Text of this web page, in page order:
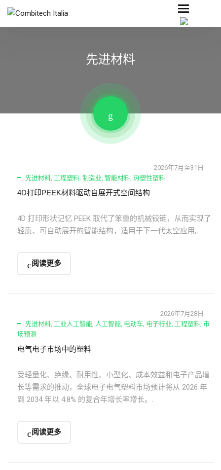
先进材料
2026年7月至31日
先进材料, 工程塑料, 制造业, 智能材料, 热塑性塑料
4D打印PEEK材料驱动自展开式空间结构
4D 打印形状记忆 PEEK 取代了笨重的机械铰链，从而实现了
轻质、可自动展开的智能结构，适用于下一代太空应用。.
阅读更多
2026年7月28日
先进材料, 工业人工智能, 人工智能, 电动车, 电子行业, 工程塑料, 市
场预测
电气电子市场中的塑料
受轻量化、绝缘、耐用性、小型化、成本效益和电子产品增
长等需求的推动，全球电子电气塑料市场预计将从 2026 年
到 2034 年以 4.8% 的复合年增长率增长。.
阅读更多